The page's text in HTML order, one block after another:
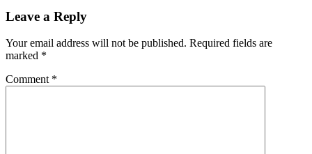
Leave a Reply
Your email address will not be published. Required fields are
marked *
Comment *